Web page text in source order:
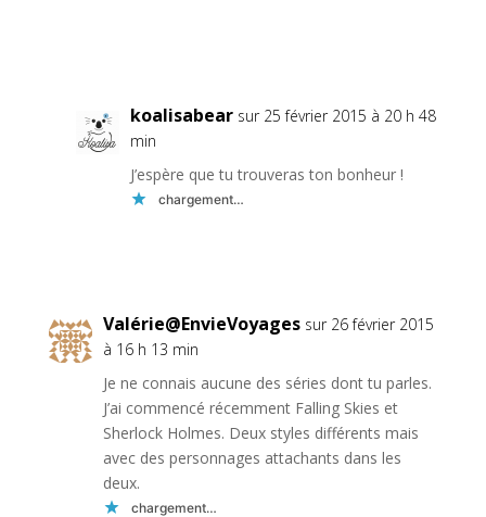
koalisabear sur 25 février 2015 à 20 h 48
min
J’espère que tu trouveras ton bonheur !
chargement…
Valérie@EnvieVoyages sur 26 février 2015
à 16 h 13 min
Je ne connais aucune des séries dont tu parles.
J’ai commencé récemment Falling Skies et
Sherlock Holmes. Deux styles différents mais
avec des personnages attachants dans les
deux.
chargement…